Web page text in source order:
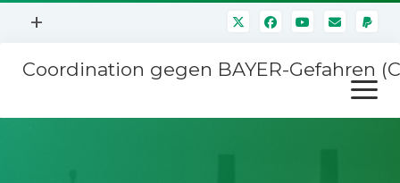
Menü
+
Mitmachen
Coordination gegen BAYER-Gefahren
Menü
öffnen